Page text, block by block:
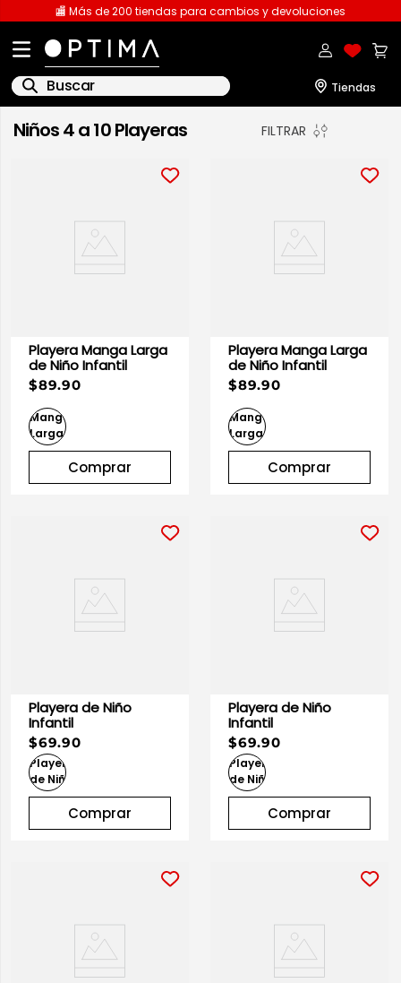
🏬 Más de 200 tiendas para cambios y devoluciones
Buscar
Niños 4 a 10 Playeras FILTRAR
Playera Manga Larga
de Niño Infantil
$89.90
Comprar
Playera Manga Larga
de Niño Infantil
$89.90
Comprar
Playera de Niño
Infantil
$69.90
Comprar
Playera de Niño
Infantil
$69.90
Comprar
1.
licencia
spiderman
sudaderas
pantalones caballero
playera polo
10. playera manga larga